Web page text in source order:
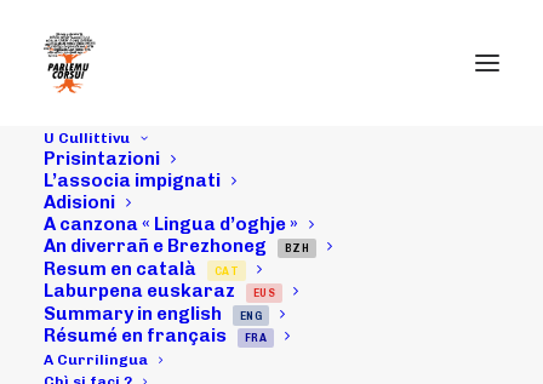
U Cullittivu
Prisintazioni
L’associa impignati
Adisioni
A canzona « Lingua d’oghje »
An diverrañ e Brezhoneg
BZH
Resum en català CAT
Laburpena euskaraz EUS
Summary in english ENG
Résumé en français FRA
A Currilingua
14/05/16 :
"Uchjata à nantu